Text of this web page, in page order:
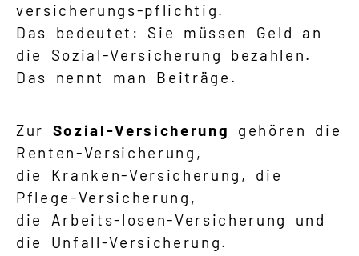
Mein Kundenportal
versicherungs-pflichtig.
Das bedeutet: Sie müssen Geld an
die Sozial-Versicherung bezahlen.
Das nennt man Beiträge.
Zur Sozial-Versicherung
gehören die
Renten-Versicherung,
die Kranken-Versicherung, die
Pflege-Versicherung,
die Arbeits-losen-Versicherung und
die Unfall-Versicherung.